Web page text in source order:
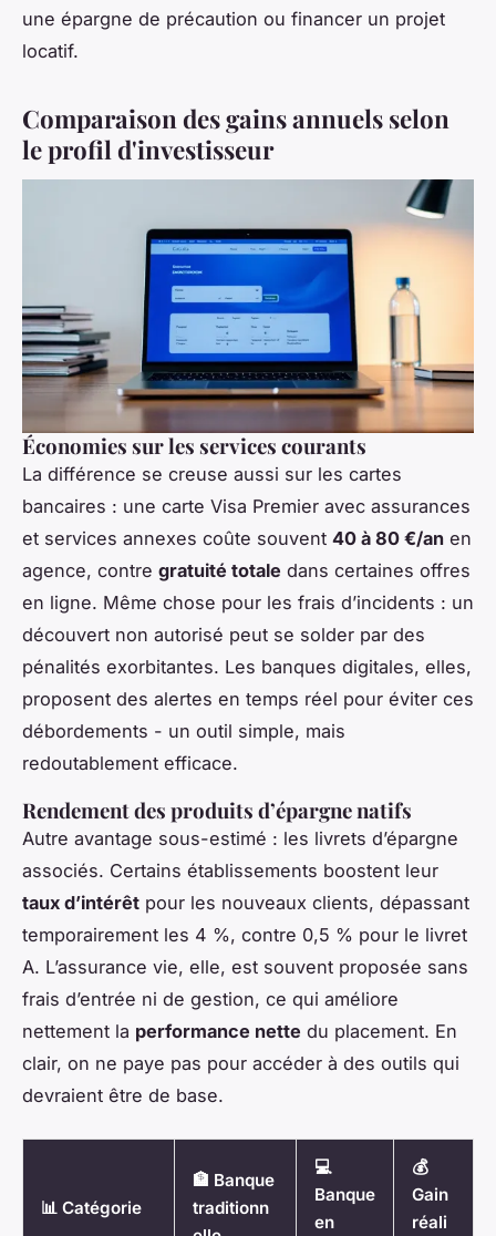
une épargne de précaution ou financer un projet
locatif.
Comparaison des gains annuels selon
le profil d'investisseur
Économies sur les services courants
La différence se creuse aussi sur les cartes
bancaires : une carte Visa Premier avec assurances
et services annexes coûte souvent 40 à 80 €/an en
agence, contre gratuité totale dans certaines offres
en ligne. Même chose pour les frais d’incidents : un
découvert non autorisé peut se solder par des
pénalités exorbitantes. Les banques digitales, elles,
proposent des alertes en temps réel pour éviter ces
débordements - un outil simple, mais
redoutablement efficace.
Rendement des produits d’épargne natifs
Autre avantage sous-estimé : les livrets d’épargne
associés. Certains établissements boostent leur
taux d’intérêt pour les nouveaux clients, dépassant
temporairement les 4 %, contre 0,5 % pour le livret
A. L’assurance vie, elle, est souvent proposée sans
frais d’entrée ni de gestion, ce qui améliore
nettement la performance nette du placement. En
clair, on ne paye pas pour accéder à des outils qui
devraient être de base.
📊 Catégorie
🏦 Banque
traditionn
💻
Banque
en
💰
Gain
réali